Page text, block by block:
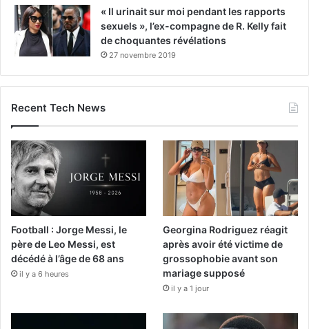
« Il urinait sur moi pendant les rapports
sexuels », l’ex-compagne de R. Kelly fait
de choquantes révélations
27 novembre 2019
Recent Tech News
Football : Jorge Messi, le
père de Leo Messi, est
décédé à l’âge de 68 ans
il y a 6 heures
Georgina Rodriguez réagit
après avoir été victime de
grossophobie avant son
mariage supposé
il y a 1 jour